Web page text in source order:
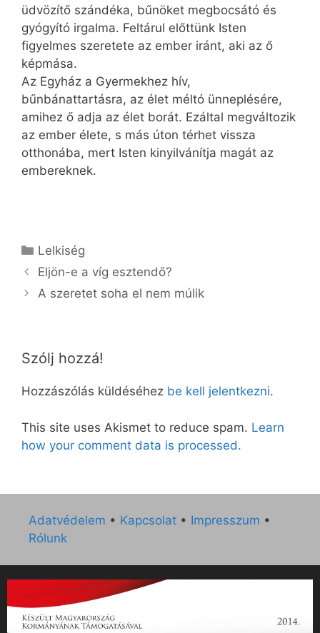
üdvözítő szándéka, bűnöket megbocsátó és
gyógyító irgalma. Feltárul előttünk Isten
figyelmes szeretete az ember iránt, aki az ő
képmása.
Az Egyház a Gyermekhez hív,
bűnbánattartásra, az élet méltó ünneplésére,
amihez ő adja az élet borát. Ezáltal megváltozik
az ember élete, s más úton térhet vissza
otthonába, mert Isten kinyilvánítja magát az
embereknek.
Kategória
Lelkiség
Eljön-e a víg esztendő?
A szeretet soha el nem múlik
Szólj hozzá!
Hozzászólás küldéséhez be kell jelentkezni.
This site uses Akismet to reduce spam. Learn
how your comment data is processed.
Adatvédelem • Kapcsolat • Impresszum •
Rólunk